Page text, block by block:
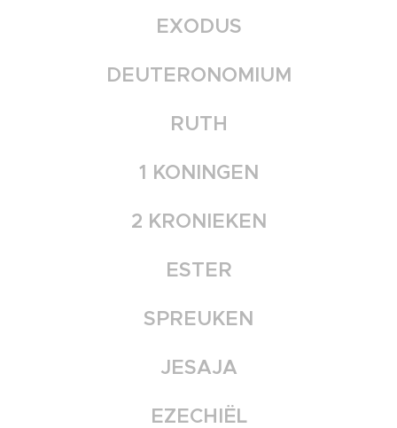
EXODUS
DEUTERONOMIUM
RUTH
1 KONINGEN
2 KRONIEKEN
ESTER
SPREUKEN
JESAJA
EZECHIËL